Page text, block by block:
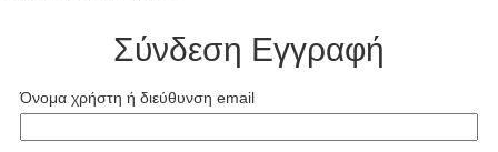
Σύνδεση Εγγραφή
Όνομα χρήστη ή διεύθυνση email